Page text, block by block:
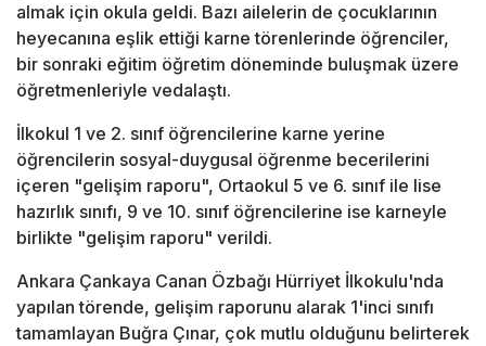
almak için okula geldi. Bazı ailelerin de çocuklarının
heyecanına eşlik ettiği karne törenlerinde öğrenciler,
bir sonraki eğitim öğretim döneminde buluşmak üzere
öğretmenleriyle vedalaştı.
İlkokul 1 ve 2. sınıf öğrencilerine karne yerine
öğrencilerin sosyal-duygusal öğrenme becerilerini
içeren "gelişim raporu", Ortaokul 5 ve 6. sınıf ile lise
hazırlık sınıfı, 9 ve 10. sınıf öğrencilerine ise karneyle
birlikte "gelişim raporu" verildi.
Ankara Çankaya Canan Özbağı Hürriyet İlkokulu'nda
yapılan törende, gelişim raporunu alarak 1'inci sınıfı
tamamlayan Buğra Çınar, çok mutlu olduğunu belirterek